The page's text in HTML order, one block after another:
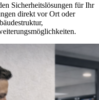
Sicherheitslösungen für Ihr
direkt vor Ort oder